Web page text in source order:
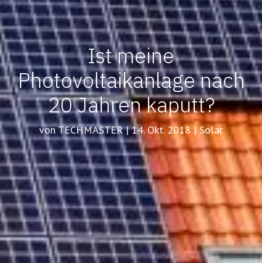
Ist meine
Photovoltaikanlage nach
20 Jahren kaputt?
von TECHMASTER | 14. Okt. 2018 | Solar